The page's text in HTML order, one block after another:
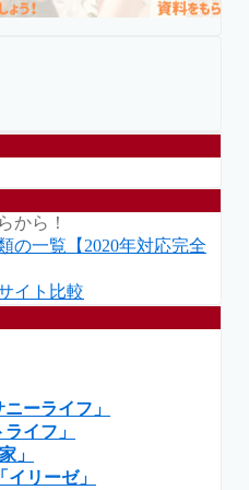
から！
ーライフ」
イフ」
」
リーゼ」